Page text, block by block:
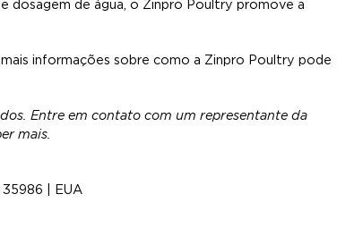
dosagem de água, o Zinpro Poultry promove a
informações sobre como a Zinpro Poultry pode
Entre em contato com um representante da
mais.
| EUA